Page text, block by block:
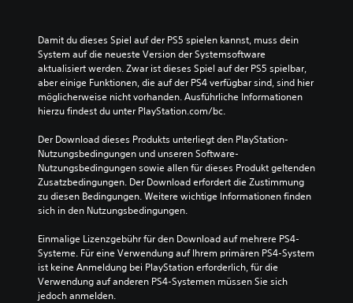
Damit du dieses Spiel auf der PS5 spielen kannst, muss dein
System auf die neueste Version der Systemsoftware
aktualisiert werden. Zwar ist dieses Spiel auf der PS5 spielbar,
aber einige Funktionen, die auf der PS4 verfügbar sind, sind hier
möglicherweise nicht vorhanden. Ausführliche Informationen
hierzu findest du unter PlayStation.com/bc.
Der Download dieses Produkts unterliegt den PlayStation-
Nutzungsbedingungen und unseren Software-
Nutzungsbedingungen sowie allen für dieses Produkt geltenden
Zusatzbedingungen. Der Download erfordert die Zustimmung
zu diesen Bedingungen. Weitere wichtige Informationen finden
sich in den Nutzungsbedingungen.
Einmalige Lizenzgebühr für den Download auf mehrere PS4-
Systeme. Für eine Verwendung auf Ihrem primären PS4-System
ist keine Anmeldung bei PlayStation erforderlich, für die
Verwendung auf anderen PS4-Systemen müssen Sie sich
jedoch anmelden.